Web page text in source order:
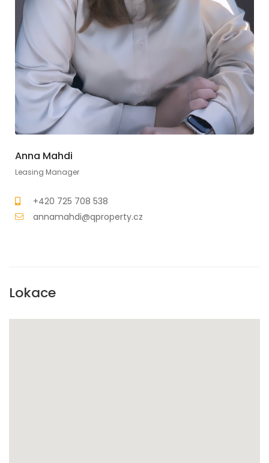
Anna Mahdi
Leasing Manager
+420 725 708 538
annamahdi@qproperty.cz
Lokace